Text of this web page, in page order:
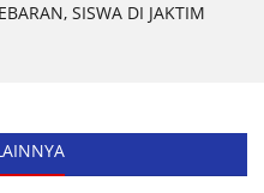
SISWA DI JAKTIM